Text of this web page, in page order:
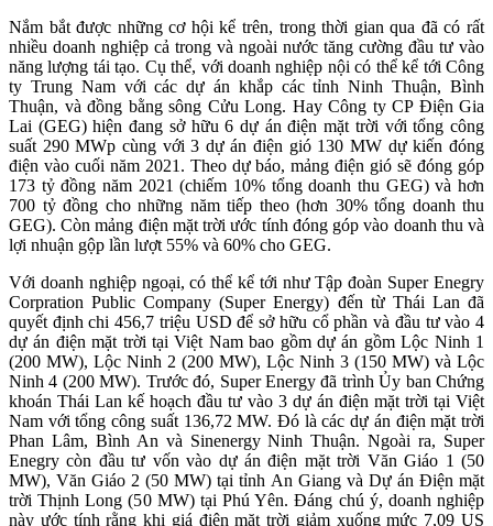
Nắm bắt được những cơ hội kể trên, trong thời gian qua đã có rất
nhiều doanh nghiệp cả trong và ngoài nước tăng cường đầu tư vào
năng lượng tái tạo. Cụ thể, với doanh nghiệp nội có thể kể tới Công
ty Trung Nam với các dự án khắp các tỉnh Ninh Thuận, Bình
Thuận, và đồng bằng sông Cửu Long. Hay Công ty CP Điện Gia
Lai (GEG) hiện đang sở hữu 6 dự án điện mặt trời với tổng công
suất 290 MWp cùng với 3 dự án điện gió 130 MW dự kiến đóng
điện vào cuối năm 2021. Theo dự báo, mảng điện gió sẽ đóng góp
173 tỷ đồng năm 2021 (chiếm 10% tổng doanh thu GEG) và hơn
700 tỷ đồng cho những năm tiếp theo (hơn 30% tổng doanh thu
GEG). Còn mảng điện mặt trời ước tính đóng góp vào doanh thu và
lợi nhuận gộp lần lượt 55% và 60% cho GEG.
Với doanh nghiệp ngoại, có thể kể tới như Tập đoàn Super Enegry
Corpration Public Company (Super Energy) đến từ Thái Lan đã
quyết định chi 456,7 triệu USD để sở hữu cổ phần và đầu tư vào 4
dự án điện mặt trời tại Việt Nam bao gồm dự án gồm Lộc Ninh 1
(200 MW), Lộc Ninh 2 (200 MW), Lộc Ninh 3 (150 MW) và Lộc
Ninh 4 (200 MW). Trước đó, Super Energy đã trình Ủy ban Chứng
khoán Thái Lan kế hoạch đầu tư vào 3 dự án điện mặt trời tại Việt
Nam với tổng công suất 136,72 MW. Đó là các dự án điện mặt trời
Phan Lâm, Bình An và Sinenergy Ninh Thuận. Ngoài ra, Super
Enegry còn đầu tư vốn vào dự án điện mặt trời Văn Giáo 1 (50
MW), Văn Giáo 2 (50 MW) tại tỉnh An Giang và Dự án Điện mặt
trời Thịnh Long (50 MW) tại Phú Yên. Đáng chú ý, doanh nghiệp
này ước tính rằng khi giá điện mặt trời giảm xuống mức 7,09 US